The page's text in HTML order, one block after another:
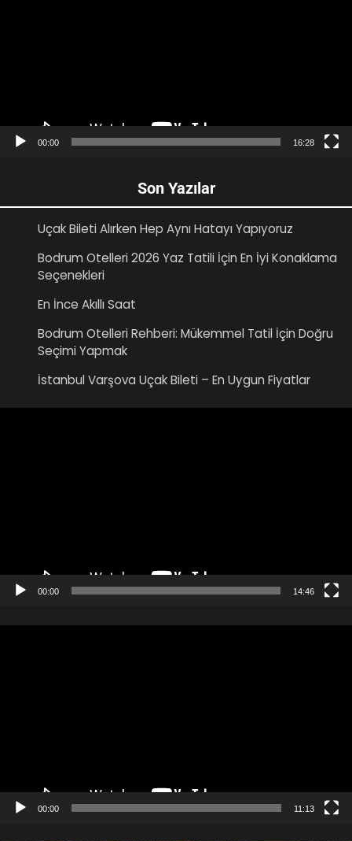
00:00 16:28
Son Yazılar
Uçak Bileti Alırken Hep Aynı Hatayı Yapıyoruz
Bodrum Otelleri 2026 Yaz Tatili İçin En İyi Konaklama
Seçenekleri
En İnce Akıllı Saat
Bodrum Otelleri Rehberi: Mükemmel Tatil İçin Doğru
Seçimi Yapmak
İstanbul Varşova Uçak Bileti – En Uygun Fiyatlar
00:00 14:46
00:00 11:13